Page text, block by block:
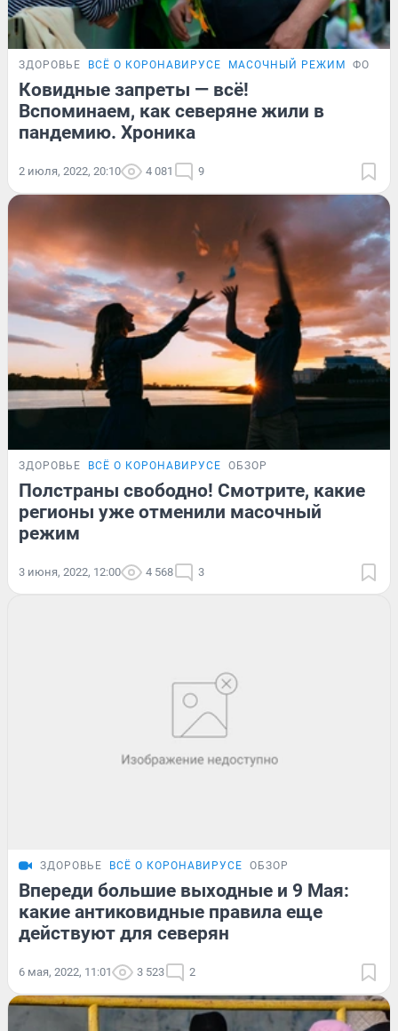
ЗДОРОВЬЕ ВСЁ О КОРОНАВИРУСЕ МАСОЧНЫЙ РЕЖИМ
Ковидные запреты — всё!
Вспоминаем, как северяне жили в
пандемию. Хроника
2 июля, 2022, 20:10 4 081 9
ЗДОРОВЬЕ ВСЁ О КОРОНАВИРУСЕ ОБЗОР
Полстраны свободно! Смотрите, какие
регионы уже отменили масочный
режим
3 июня, 2022, 12:00 4 568 3
ЗДОРОВЬЕ ВСЁ О КОРОНАВИРУСЕ ОБЗОР
Впереди большие выходные и 9 Мая:
какие антиковидные правила еще
действуют для северян
6 мая, 2022, 11:01 3 523 2